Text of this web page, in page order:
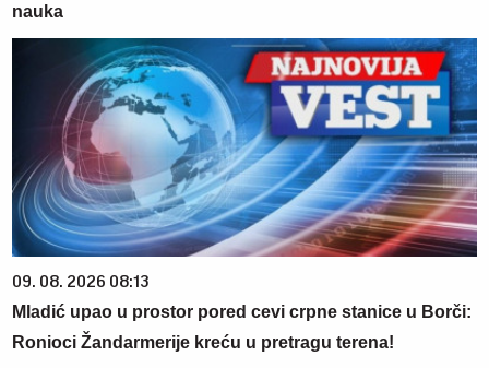
nauka
09. 08. 2026 08:13
Mladić upao u prostor pored cevi crpne stanice u Borči:
Ronioci Žandarmerije kreću u pretragu terena!